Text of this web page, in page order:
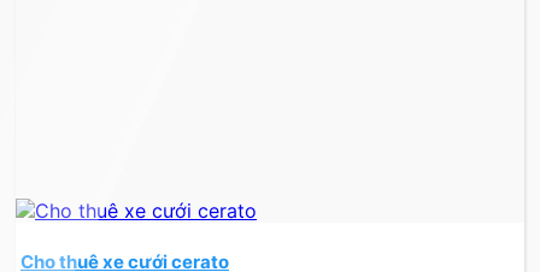
Cho thuê xe cưới cerato